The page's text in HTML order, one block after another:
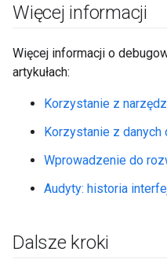
Więcej informacji
Więcej informacji o
artykułach:
Korzystanie z
Korzystanie z
Wprowadzenie do
Audyty: historia
Dalsze kroki